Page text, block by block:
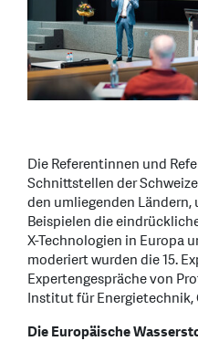
Die Referentinnen und
Schnittstellen der
den umliegenden
Beispielen die
X-Technologien in Europa
moderiert wurden die 15.
Expertengespräche von
Institut für Energietechnik,
Die Europäische